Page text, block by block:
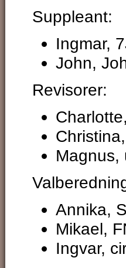
Suppleant:
Ingmar,
John,
Revisorer:
Magnus,
Annika,
Mikael,
Ingvar,